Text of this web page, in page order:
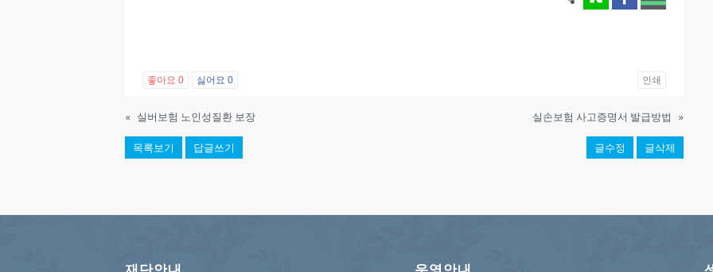
좋아요 0 싫어요 0 인쇄
« 실버보험 노인성질환 보장 실손보험 사고증명서 발급방법 »
목록보기 답글쓰기 글수정 글삭제